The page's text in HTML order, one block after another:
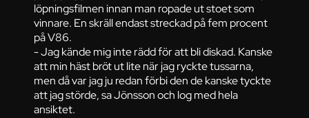
löpningsfilmen innan man ropade ut stoet som
vinnare. En skräll endast streckad på fem procent
på V86.
- Jag kände mig inte rädd för att bli diskad. Kanske
att min häst bröt ut lite när jag ryckte tussarna,
men då var jag ju redan förbi den de kanske tyckte
att jag störde, sa Jönsson och log med hela
ansiktet.